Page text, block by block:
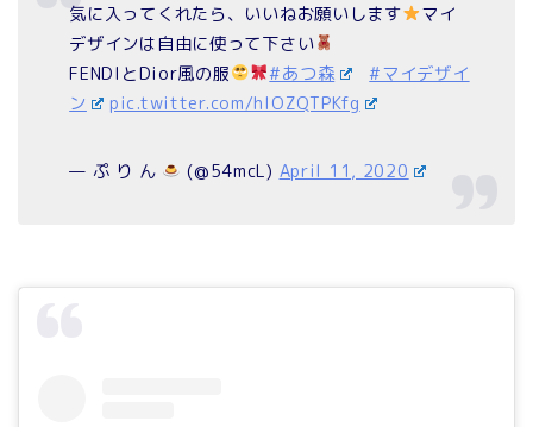
気に入ってくれたら、いいねお願いします
マイ
デザインは自由に使って下さい
FENDIとDior風の服
#あつ森
#マイデザイ
ン
pic.twitter.com/hIOZQTPKfg
— ぷ り ん (@54mcL) April 11, 2020